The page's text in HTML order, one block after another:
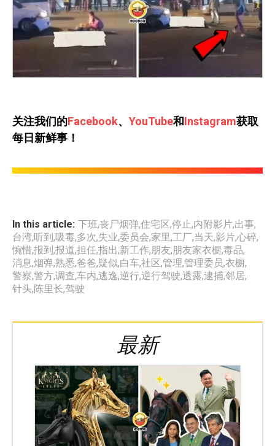
关注我们的Facebook、 YouTube和Instagram获取
每日新鲜事！
In this article: 下班,丧尸烟弹,住宅区,停止,内附影片,出事,
台湾,听到,吸毒,多次,失业,委员会,家里,工厂,当天,影片,心碎,
惋惜,报到,报道,担任,指出,新工作,朋友,朋友家衣橱,毒品,
消息,烟弹,熟悉,爸爸,疑似,白车,社区,管理,管理委员,衣橱,
警察,警方,调查,车内,逃逸,逆行,逆行驾驶,透露,逮捕,邻居,
针头,陈里长,驾驶
最新